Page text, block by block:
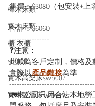
櫸木床類
實木床類
櫃-衣櫃
sofa類
實木高架床swb007
實木雙層床swb019
售價：$3080（包安裝+上
合計：$6060
----------------
❓注意：
此款為客戶定制，價格及
實際以產品鏈接為準
🚛本公司只用合法本地勞